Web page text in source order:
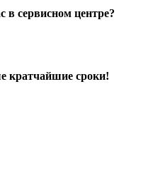
в сервисном центре?
кратчайшие сроки!